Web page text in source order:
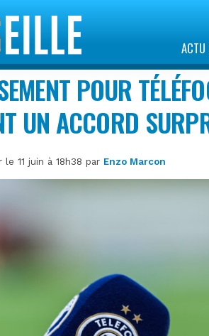
ACTU
POUR
UN ACCORD
11 juin à 18h38 par Enzo Marcon